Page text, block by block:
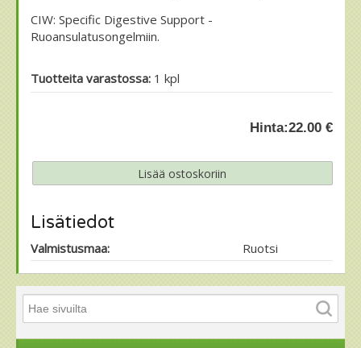
CIW: Specific Digestive Support -
Ruoansulatusongelmiin.
Tuotteita varastossa: 1 kpl
Hinta:22.00 €
Lisätiedot
Valmistusmaa: Ruotsi